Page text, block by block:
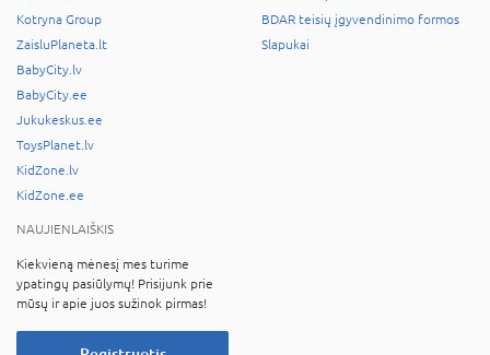
Kotryna Group
ZaisluPlaneta.lt
BabyCity.lv
BabyCity.ee
Jukukeskus.ee
ToysPlanet.lv
KidZone.lv
KidZone.ee
BDAR teisių įgyvendinimo formos
Slapukai
NAUJIENLAIŠKIS
Kiekvieną mėnesį mes turime
ypatingų pasiūlymų! Prisijunk prie
mūsų ir apie juos sužinok pirmas!